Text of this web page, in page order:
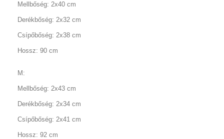
Mellbőség: 2x40 cm
Derékbőség: 2x32 cm
Csípőbőség: 2x38 cm
Hossz: 90 cm
M:
Mellbőség: 2x43 cm
Derékbőség: 2x34 cm
Csípőbőség: 2x41 cm
Hossz: 92 cm